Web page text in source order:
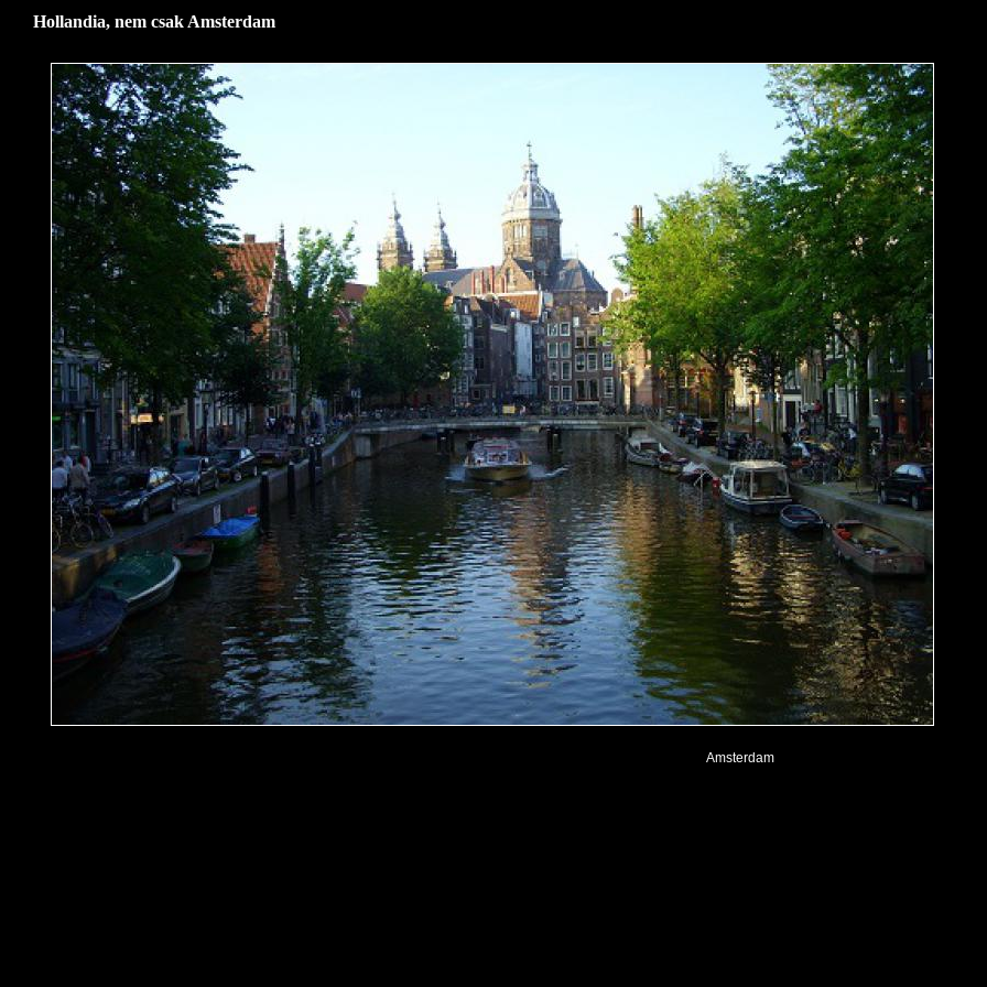
Hollandia, nem csak Amsterdam
Amsterdam